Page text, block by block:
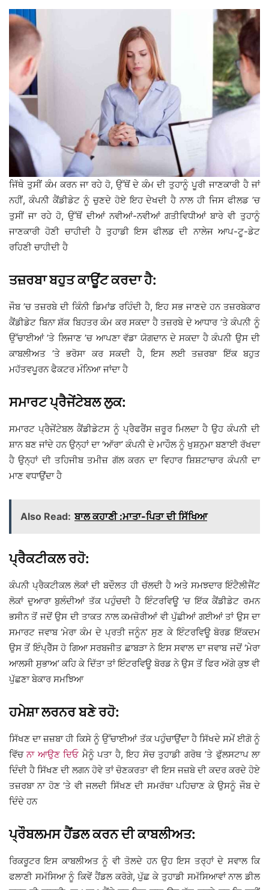
ਜਿੱਥੇ ਤੁਸੀਂ ਕੰਮ ਕਰਨ ਜਾ ਰਹੇ ਹੋ, ਉੱਥੋਂ ਦੇ ਕੰਮ ਦੀ ਤੁਹਾਨੂੰ ਪੂਰੀ ਜਾਣਕਾਰੀ ਹੈ ਜਾਂ
ਨਹੀਂ, ਕੰਪਨੀ ਕੈਂਡੀਡੇਟ ਨੂੰ ਚੁਣਦੇ ਹੋਏ ਇਹ ਦੇਖਦੀ ਹੈ ਨਾਲ ਹੀ ਜਿਸ ਫੀਲਡ ’ਚ
ਤੁਸੀਂ ਜਾ ਰਹੇ ਹੋ, ਉੱਥੋਂ ਦੀਆਂ ਨਵੀਆਂ-ਨਵੀਆਂ ਗਤੀਵਿਧੀਆਂ ਬਾਰੇ ਵੀ ਤੁਹਾਨੂੰ
ਜਾਣਕਾਰੀ ਹੋਣੀ ਚਾਹੀਦੀ ਹੈ ਤੁਹਾਡੀ ਇਸ ਫੀਲਡ ਦੀ ਨਾਲੇਜ ਆਪ-ਟੂ-ਡੇਟ
ਰਹਿਣੀ ਚਾਹੀਦੀ ਹੈ
ਤਜ਼ਰਬਾ ਬਹੁਤ ਕਾਊਂਟ ਕਰਦਾ ਹੈ:
ਜੌਬ ’ਚ ਤਜ਼ਰਬੇ ਦੀ ਕਿੰਨੀ ਡਿਮਾਂਡ ਰਹਿੰਦੀ ਹੈ, ਇਹ ਸਭ ਜਾਣਦੇ ਹਨ ਤਜ਼ਰਬੇਕਾਰ
ਕੈਂਡੀਡੇਟ ਬਿਨਾ ਸ਼ੱਕ ਬਿਹਤਰ ਕੰਮ ਕਰ ਸਕਦਾ ਹੈ ਤਜ਼ਰਬੇ ਦੇ ਆਧਾਰ ’ਤੇ ਕੰਪਨੀ ਨੂੰ
ਉੱਚਾਈਆਂ ’ਤੇ ਲਿਜਾਣ ’ਚ ਆਪਣਾ ਵੱਡਾ ਯੋਗਦਾਨ ਦੇ ਸਕਦਾ ਹੈ ਕੰਪਨੀ ਉਸ ਦੀ
ਕਾਬਲੀਅਤ ’ਤੇ ਭਰੋਸਾ ਕਰ ਸਕਦੀ ਹੈ, ਇਸ ਲਈ ਤਜ਼ਰਬਾ ਇੱਕ ਬਹੁਤ
ਮਹੱਤਵਪੂਰਨ ਫੈਕਟਰ ਮੰਨਿਆ ਜਾਂਦਾ ਹੈ
ਸਮਾਰਟ ਪ੍ਰੈਜੇਂਟੇਬਲ ਲੁਕ:
ਸਮਾਰਟ ਪ੍ਰੈਜੇਂਟੇਬਲ ਕੈਂਡੀਡੇਟਸ ਨੂੰ ਪ੍ਰੈਫਰੈਂਸ ਜ਼ਰੂਰ ਮਿਲਦਾ ਹੈ ਉਹ ਕੰਪਨੀ ਦੀ
ਸ਼ਾਨ ਬਣ ਜਾਂਦੇ ਹਨ ਉਨ੍ਹਾਂ ਦਾ ‘ਆੱਰਾ’ ਕੰਪਨੀ ਦੇ ਮਾਹੌਲ ਨੂੰ ਖੁਸ਼ਨੁਮਾ ਬਣਾਈ ਰੱਖਦਾ
ਹੈ ਉਨ੍ਹਾਂ ਦੀ ਤਹਿਜੀਬ ਤਮੀਜ਼ ਗੱਲ ਕਰਨ ਦਾ ਵਿਹਾਰ ਸ਼ਿਸ਼ਟਾਚਾਰ ਕੰਪਨੀ ਦਾ
ਮਾਣ ਵਧਾਉਂਦਾ ਹੈ
Also Read: ਬਾਲ ਕਹਾਣੀ :ਮਾਤਾ-ਪਿਤਾ ਦੀ ਸਿੱਖਿਆ
ਪ੍ਰੈਕਟੀਕਲ ਰਹੋ:
ਕੰਪਨੀ ਪ੍ਰੈਕਟੀਕਲ ਲੋਕਾਂ ਦੀ ਬਦੌਲਤ ਹੀ ਚੱਲਦੀ ਹੈ ਅਤੇ ਸਮਝਦਾਰ ਇੰਟੈਲੀਜੈਂਟ
ਲੋਕਾਂ ਦੁਆਰਾ ਬੁਲੰਦੀਆਂ ਤੱਕ ਪਹੁੰਚਦੀ ਹੈ ਇੰਟਰਵਿਊ ’ਚ ਇੱਕ ਕੈਂਡੀਡੇਟ ਰਮਨ
ਭਸੀਨ ਤੋਂ ਜਦੋਂ ਉਸ ਦੀ ਤਾਕਤ ਨਾਲ ਕਮਜ਼ੋਰੀਆਂ ਵੀ ਪੁੱਛੀਆਂ ਗਈਆਂ ਤਾਂ ਉਸ ਦਾ
ਸਮਾਰਟ ਜਵਾਬ ‘ਮੇਰਾ ਕੰਮ ਦੇ ਪ੍ਰਤੀ ਜਨੂੰਨ’ ਸੁਣ ਕੇ ਇੰਟਰਵਿਊ ਬੋਰਡ ਇੱਕਦਮ
ਉਸ ਤੋਂ ਇੰਪ੍ਰੈੱਸ ਹੋ ਗਿਆ ਸਰਬਜੀਤ ਛਾਬੜਾ ਨੇ ਇਸ ਸਵਾਲ ਦਾ ਜਵਾਬ ਜਦੋਂ ‘ਮੇਰਾ
ਆਲਸੀ ਸੁਭਾਅ’ ਕਹਿ ਕੇ ਦਿੱਤਾ ਤਾਂ ਇੰਟਰਵਿਊ ਬੋਰਡ ਨੇ ਉਸ ਤੋਂ ਫਿਰ ਅੱਗੇ ਕੁਝ ਵੀ
ਪੁੱਛਣਾ ਬੇਕਾਰ ਸਮਝਿਆ
ਹਮੇਸ਼ਾ ਲਰਨਰ ਬਣੇ ਰਹੋ:
ਸਿੱਖਣ ਦਾ ਜ਼ਜ਼ਬਾ ਹੀ ਕਿਸੇ ਨੂੰ ਉੱਚਾਈਆਂ ਤੱਕ ਪਹੁੰਚਾਉਂਦਾ ਹੈ ਸਿੱਖਦੇ ਸਮੇਂ ਈਗੋ ਨੂੰ
ਵਿੱਚਨਾ ਆਉਣ ਦਿਓ ਮੈਨੂੰ ਪਤਾ ਹੈ, ਇਹ ਸੋਚ ਤੁਹਾਡੀ ਗਰੋਥ ’ਤੇ ਫੁੱਲਸਟਾਪ ਲਾ
ਦਿੰਦੀ ਹੈ ਸਿੱਖਣ ਦੀ ਲਗਨ ਹੋਵੇ ਤਾਂ ਚੋਣਕਰਤਾ ਵੀ ਇਸ ਜਜ਼ਬੇ ਦੀ ਕਦਰ ਕਰਦੇ ਹੋਏ
ਤਜ਼ਰਬਾ ਨਾ ਹੋਣ ’ਤੇ ਵੀ ਜਲਦੀ ਸਿੱਖਣ ਦੀ ਸਮਰੱਥਾ ਪਹਿਚਾਣ ਕੇ ਉਸਨੂੰ ਜੌਬ ਦੇ
ਦਿੰਦੇ ਹਨ
ਪ੍ਰੌਬਲਮਸ ਹੈਂਡਲ ਕਰਨ ਦੀ ਕਾਬਲੀਅਤ:
ਰਿਕਰੂਟਰ ਇਸ ਕਾਬਲੀਅਤ ਨੂੰ ਵੀ ਤੋਲਦੇ ਹਨ ਉਹ ਇਸ ਤਰ੍ਹਾਂ ਦੇ ਸਵਾਲ ਕਿ
ਫਲਾਣੀ ਸਮੱਸਿਆ ਨੂੰ ਕਿਵੇਂ ਹੈਂਡਲ ਕਰੋਗੇ, ਪੁੱਛ ਕੇ ਤੁਹਾਡੀ ਸਮੱਸਿਆਵਾਂ ਨਾਲ ਡੀਲ